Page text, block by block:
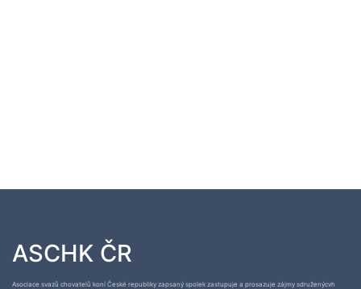
ASCHK ČR
Asociace svazů chovatelů koní České republiky zapsaný spolek zastupuje a prosazuje zájmy sdruženýcvh